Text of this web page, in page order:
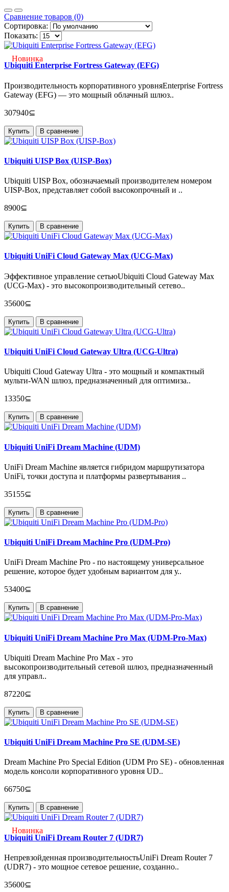
Сравнение товаров (0)
Сортировка:
Показать:
Новинка
Ubiquiti Enterprise Fortress Gateway (EFG)
Производительность корпоративного уровняEnterprise Fortress
Gateway (EFG) — это мощный облачный шлюз..
307940⊆
Купить В сравнение
Ubiquiti UISP Box (UISP-Box)
Ubiquiti UISP Box, обозначаемый производителем номером
UISP-Box, представляет собой высокопрочный и ..
8900⊆
Купить В сравнение
Ubiquiti UniFi Cloud Gateway Max (UCG-Max)
Эффективное управление сетьюUbiquiti Cloud Gateway Max
(UCG-Max) - это высокопроизводительный сетево..
35600⊆
Купить В сравнение
Ubiquiti UniFi Cloud Gateway Ultra (UCG-Ultra)
Ubiquiti Cloud Gateway Ultra - это мощный и компактный
мульти-WAN шлюз, предназначенный для оптимиза..
13350⊆
Купить В сравнение
Ubiquiti UniFi Dream Machine (UDM)
UniFi Dream Machine является гибридом маршрутизатора
UniFi, точки доступа и платформы развертывания ..
35155⊆
Купить В сравнение
Ubiquiti UniFi Dream Machine Pro (UDM-Pro)
UniFi Dream Machine Pro - по настоящему универсальное
решение, которое будет удобным вариантом для у..
53400⊆
Купить В сравнение
Ubiquiti UniFi Dream Machine Pro Max (UDM-Pro-Max)
Ubiquiti Dream Machine Pro Max - это
высокопроизводительный сетевой шлюз, предназначенный
для управл..
87220⊆
Купить В сравнение
Ubiquiti UniFi Dream Machine Pro SE (UDM-SE)
Dream Machine Pro Special Edition (UDM Pro SE) - обновленная
модель консоли корпоративного уровня UD..
66750⊆
Купить В сравнение
Новинка
Ubiquiti UniFi Dream Router 7 (UDR7)
Непревзойденная производительностьUniFi Dream Router 7
(UDR7) - это мощное сетевое решение, созданно..
35600⊆